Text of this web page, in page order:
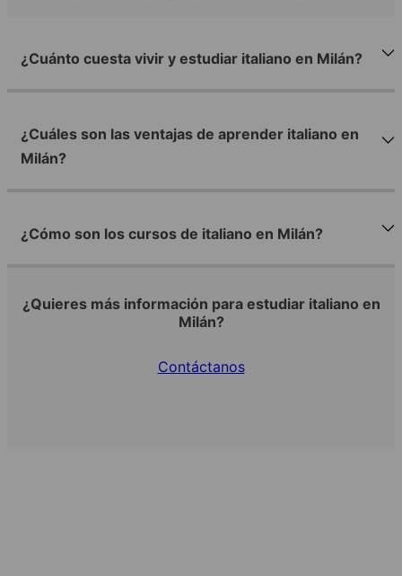
¿Cuánto cuesta vivir y estudiar italiano en Milán?
¿Cuáles son las ventajas de aprender italiano en
Milán?
¿Cómo son los cursos de italiano en Milán?
¿Quieres más información para estudiar italiano en
Milán?
Contáctanos